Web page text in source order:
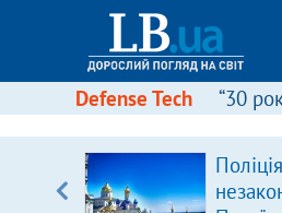
Defense Tech “30